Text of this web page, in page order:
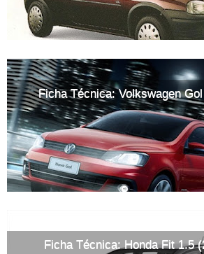
Ficha Técnica: Volkswagen
Ficha Técnica: Honda Fit 1.5